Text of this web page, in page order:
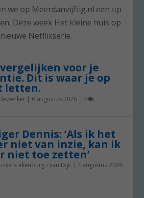
we op Meerdanvijftig.nl een tip
Deze week Het kleine huis op
Netflixserie.
voor je
Dit is waar je op
letten.
| 6 augustus 2026 | 0
Dennis: ‘Als ik het
niet van inzie, kan ik
niet toe zetten’
Stakenburg - van Dijk | 4 augustus 2026